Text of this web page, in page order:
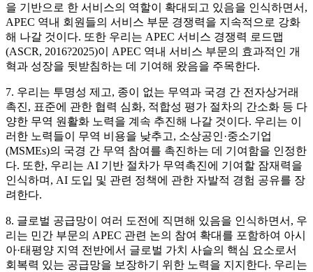
을 기반으로 한 서비스의 역할이 확대되고 있음을 인식하면서,
APEC 역내 회원들의 서비스 부문 경쟁력을 지속적으로 강화
해 나갈 것이다. 또한 우리는 APEC 서비스 경쟁력 로드맵
(ASCR, 2016?2025)이 APEC 역내 서비스 부문의 효과적인 개
혁과 성장을 뒷받침하는 데 기여해 왔음을 주목한다.
7. 우리는 투명성 제고, 종이 없는 무역과 국경 간 전자상거래
촉진, 표준에 관한 협력 심화, 적합성 평가 절차의 간소화 등 다
양한 무역 원활화 노력을 계속 추진해 나갈 것이다. 우리는 이
러한 노력들이 무역 비용을 낮추고, 소상공인·중소기업
(MSMEs)의 국경 간 무역 참여를 촉진하는 데 기여함을 인정한
다. 또한, 우리는 AI 기반 절차가 무역촉진에 기여할 잠재력을
인식하며, AI 도입 및 관련 정책에 관한 자발적 경험 공유를 장
려한다.
8. 글로벌 공급망이 여러 도전에 직면해 있음을 인식하면서, 우
리는 민간 부문의 APEC 관련 논의 참여 확대를 포함하여 아시
아·태평양 지역 전반에서 글로벌 가치 사슬의 핵심 요소로서
회복력 있는 공급망을 보장하기 위한 노력을 지지한다. 우리는